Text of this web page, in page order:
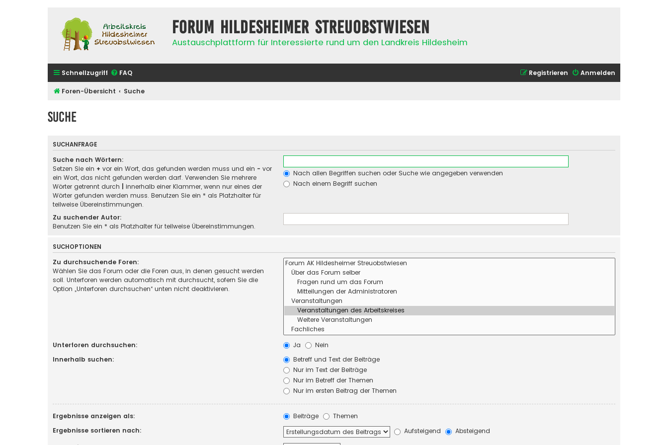
Forum Hildesheimer Streuobstwiesen
Austauschplattform für Interessierte rund um den Landkreis Hildesheim
Schnellzugriff FAQ Anmelden
Registrieren
Foren-Übersicht Suche
Suche
SUCHANFRAGE
Suche nach Wörtern:
Setzen Sie ein + vor ein Wort, das gefunden werden muss und ein - vor
ein Wort, das nicht gefunden werden darf. Verwenden Sie mehrere
Wörter getrennt durch
innerhalb einer Klammer, wenn nur eines der
Wörter gefunden werden muss. Benutzen Sie ein * als Platzhalter für
teilweise Übereinstimmungen.
Nach allen Begriffen suchen oder Suche wie angegeben verwenden
Nach einem Begriff suchen
Zu suchender Autor:
Benutzen Sie ein * als Platzhalter für teilweise Übereinstimmungen.
SUCHOPTIONEN
Zu durchsuchende Foren:
Wählen Sie das Forum oder die Foren aus, in denen gesucht werden
soll. Unterforen werden automatisch mit durchsucht, sofern Sie die
Option „Unterforen durchsuchen“ unten nicht deaktivieren.
Unterforen durchsuchen: Ja
Nein
Innerhalb suchen:
Betreff und Text der Beiträge
Nur im Text der Beiträge
Nur im Betreff der Themen
Nur im ersten Beitrag der Themen
Ergebnisse anzeigen als: Beiträge
Themen
Ergebnisse sortieren nach:
Aufsteigend
Absteigend